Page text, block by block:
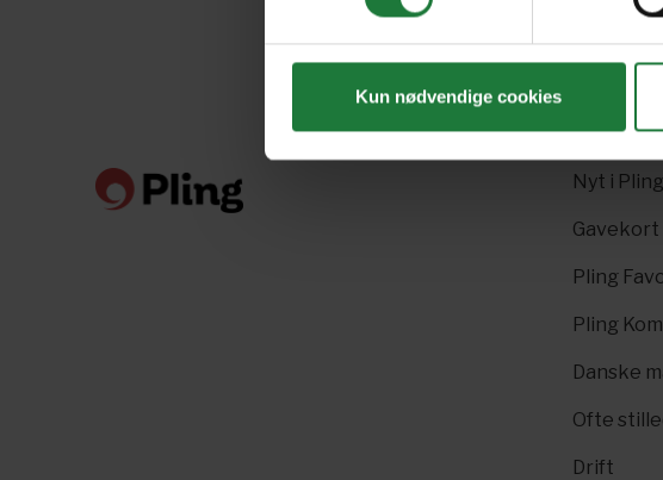
Kun nødvendige cookies
Nyt i Pling
Gavekort
Pling
Pling
Danske
Ofte
Drift